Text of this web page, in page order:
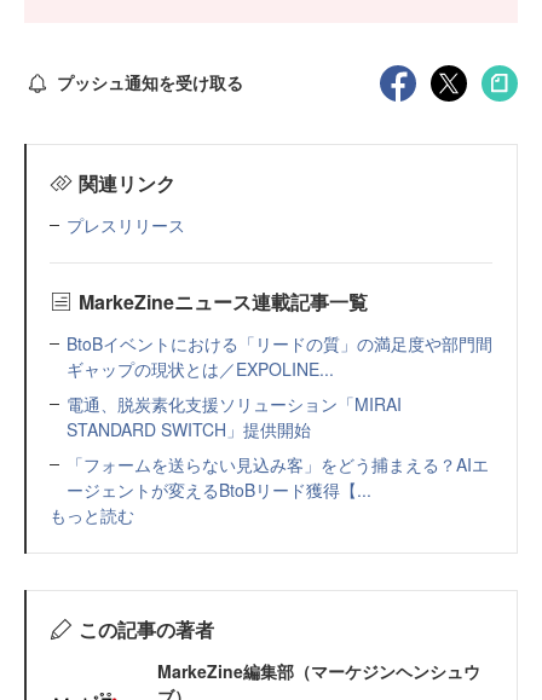
プッシュ通知を受け取る
関連リンク
プレスリリース
MarkeZineニュース連載記事一覧
BtoBイベントにおける「リードの質」の満足度や部門間
ギャップの現状とは／EXPOLINE...
電通、脱炭素化支援ソリューション「MIRAI
STANDARD SWITCH」提供開始
「フォームを送らない見込み客」をどう捕まえる？AIエ
ージェントが変えるBtoBリード獲得【...
もっと読む
この記事の著者
MarkeZine編集部（マーケジンヘンシュウ